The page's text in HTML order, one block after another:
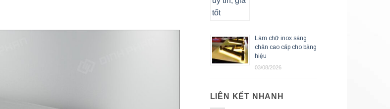
Làm chữ inox sáng
chân cao cấp cho bảng
hiệu
03/08/2026
LIÊN KẾT NHANH